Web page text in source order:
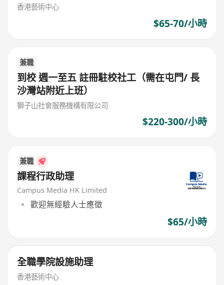
香港藝術中心
$65-70/小時
兼職
到校 週一至五 註冊駐校社工（需在屯門/ 長
沙灣站附近上班）
獅子山社會服務機構有限公司
$220-300/小時
兼職
課程行政助理
Campus Media HK Limited
歡迎無經驗人士應徵
$65/小時
全職學院設施助理
香港藝術中心